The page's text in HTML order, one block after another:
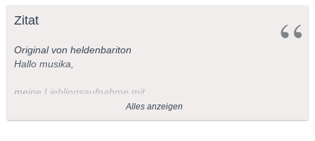
Zitat
Original von heldenbariton
Hallo musika,
meine Lieblingsaufnahme mit
Lina Bruna Rasa/Santuzza
Antonio Melandri/Turiddu
Alles anzeigen